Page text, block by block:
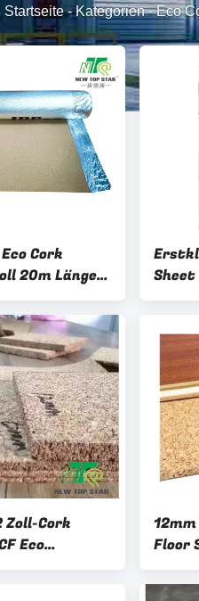
Startseite-Kategorien-Eco
Cork
20m Länge
an
Cork
Eco
Floor
dick